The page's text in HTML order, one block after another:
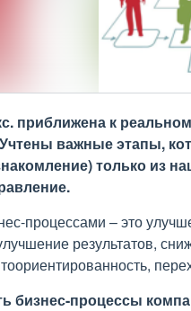
приближена к
важные этапы,
только из
процессами – это
результатов,
бизнес-процессы